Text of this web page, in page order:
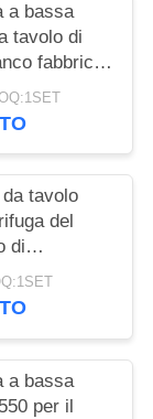
a bassa
tavolo di
fabbrica
con
tavolo
del
di
elevato,
bassa
a bassa
per il